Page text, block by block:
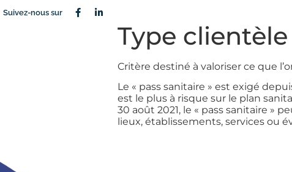
Suivez-nous sur
Type clientèle
Critère destiné à valoriser ce que
Le « pass sanitaire » est exigé
est le plus à risque sur le plan
30 août 2021, le « pass sanitaire »
lieux, établissements, services ou